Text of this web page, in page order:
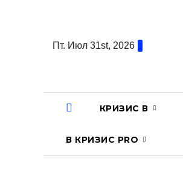
содержаниюПт. Июл 31st, 2026
КРИЗИС В
В КРИЗИС PRO